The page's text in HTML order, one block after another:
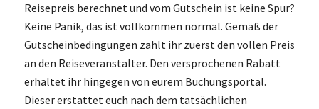
Reisepreis berechnet und vom Gutschein ist keine Spur?
Keine Panik, das ist vollkommen normal. Gemäß der
Gutscheinbedingungen zahlt ihr zuerst den vollen Preis
an den Reiseveranstalter. Den versprochenen Rabatt
erhaltet ihr hingegen von eurem Buchungsportal.
Dieser erstattet euch nach dem tatsächlichen